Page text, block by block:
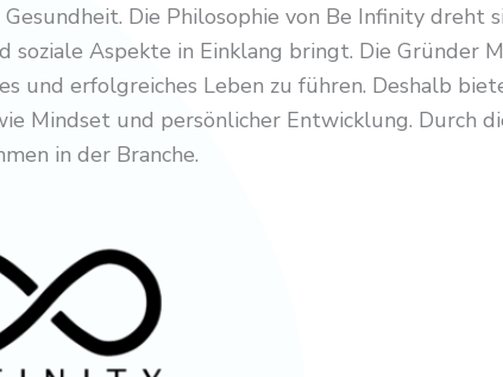
Die Philosophie von Be Infinity dreht
Aspekte in Einklang bringt. Die Gründer
und erfolgreiches Leben zu führen. Deshalb
Mindset und persönlicher Entwicklung. Durch
in der Branche.